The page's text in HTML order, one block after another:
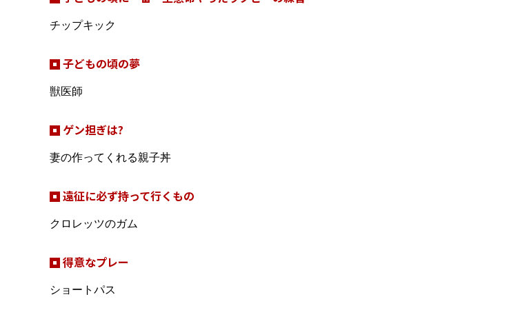
チップキック
子どもの頃の夢
獣医師
ゲン担ぎは?
妻の作ってくれる親子丼
遠征に必ず持って行くもの
クロレッツのガム
得意なプレー
ショートパス